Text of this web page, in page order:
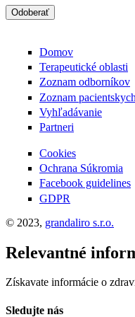
Odoberať
Domov
Terapeutické oblasti
Zoznam odborníkov
Zoznam
Vyhľadávanie
Partneri
Cookies
Ochrana Súkromia
Facebook guidelines
GDPR
© 2023, grandaliro s.r.o.
Relevantné
Získavate informácie o
Sledujte nás